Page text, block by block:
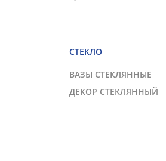
СТЕКЛО
ВАЗЫ СТЕКЛЯННЫЕ
ДЕКОР СТЕКЛЯННЫЙ